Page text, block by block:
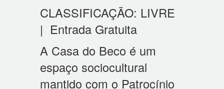
CLASSIFICAÇÃO: LIVRE
| Entrada Gratuita
A Casa do Beco é um
espaço sociocultural
mantido com o Patrocínio